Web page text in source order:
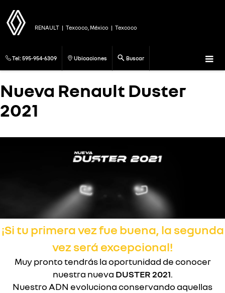
RENAULT | Texcoco, México | Texcoco
Tel: 595-954-6309 Ubicaciones Buscar
Nueva Renault Duster
2021
¡Si tu primera vez fue buena, la segunda
vez será excepcional!
Muy pronto tendrás la oportunidad de conocer
nuestra nueva DUSTER 2021.
Nuestro ADN evoluciona conservando aquellas